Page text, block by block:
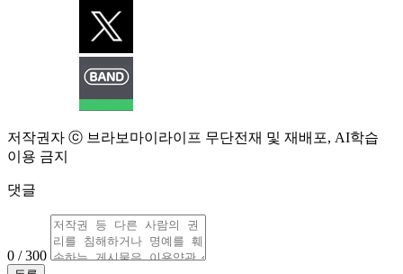
저작권자 ⓒ 브라보마이라이프 무단전재 및 재배포, AI학습
이용 금지
댓글
0 / 300